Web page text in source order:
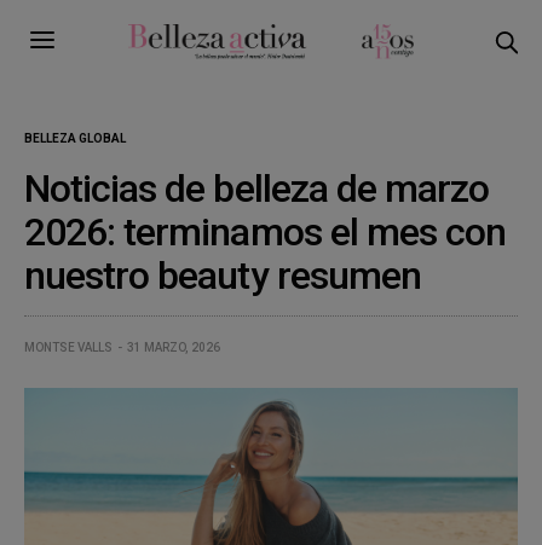
BELLEZA GLOBAL
Noticias de belleza de marzo
2026: terminamos el mes con
nuestro beauty resumen
MONTSE VALLS 31 MARZO, 2026